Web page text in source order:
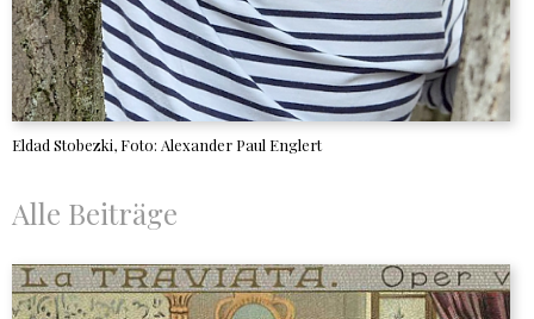
Eldad Stobezki, Foto: Alexander Paul Englert
Alle Beiträge